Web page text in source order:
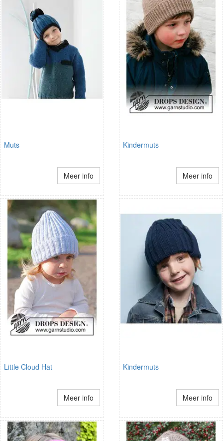
Muts
Meer info
Kindermuts
Meer info
Little Cloud Hat
Meer info
Kindermuts
Meer info